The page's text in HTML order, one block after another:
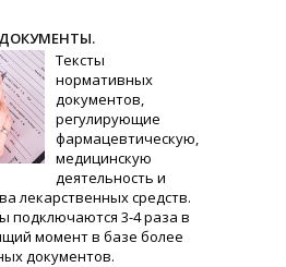
Тексты
нормативных
документов,
регулирующие
фармацевтическую,
медицинскую
деятельность и
лекарственных средств.
подключаются 3-4 раза в
момент в базе более
документов.